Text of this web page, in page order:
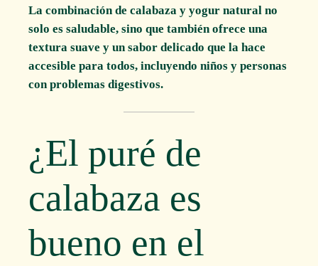
La combinación de calabaza y yogur natural no
solo es saludable, sino que también ofrece una
textura suave y un sabor delicado que la hace
accesible para todos, incluyendo niños y personas
con problemas digestivos.
¿El puré de
calabaza es
bueno en el